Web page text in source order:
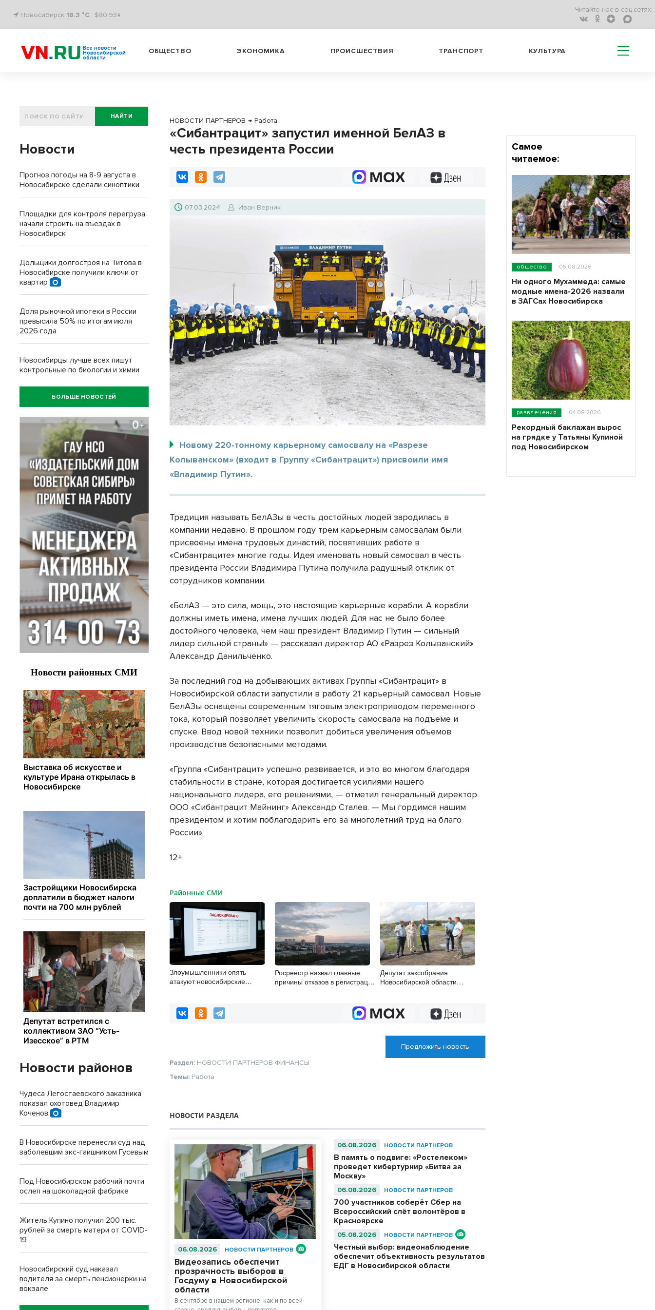
Новосибирск 18.3 °C $80.93↓
Читайте нас в соц.сетях:
Все новости
Новосибирской
области
ОБЩЕСТВО ЭКОНОМИКА ПРОИСШЕСТВИЯ ТРАНСПОРТ КУЛЬТУРА
НОВОСТИ ПАРТНЕРОВ → Работа
«Сибантрацит» запустил именной БелАЗ в
честь президента России
07.03.2024 Иван Верник
Новому 220-тонному карьерному самосвалу на «Разрезе
Колыванском» (входит в Группу «Сибантрацит») присвоили имя
«Владимир Путин».
Традиция называть БелАЗы в честь достойных людей зародилась в
компании недавно. В прошлом году трем карьерным самосвалам были
присвоены имена трудовых династий, посвятивших работе в
«Сибантраците» многие годы. Идея именовать новый самосвал в честь
президента России Владимира Путина получила радушный отклик от
сотрудников компании.
«БелАЗ — это сила, мощь, это настоящие карьерные корабли. А корабли
должны иметь имена, имена лучших людей. Для нас не было более
достойного человека, чем наш президент Владимир Путин — сильный
лидер сильной страны!» — рассказал директор АО «Разрез Колыванский»
Александр Данильченко.
За последний год на добывающих активах Группы «Сибантрацит» в
Новосибирской области запустили в работу 21 карьерный самосвал. Новые
БелАЗы оснащены современным тяговым электроприводом переменного
тока, который позволяет увеличить скорость самосвала на подъеме и
спуске. Ввод новой техники позволит добиться увеличения объемов
производства безопасными методами.
«Группа «Сибантрацит» успешно развивается, и это во многом благодаря
стабильности в стране, которая достигается усилиями нашего
национального лидера, его решениями, — отметил генеральный директор
ООО «Сибантрацит Майнинг» Александр Сталев. — Мы гордимся нашим
президентом и хотим поблагодарить его за многолетний труд на благо
России».
12+
Районные СМИ
Злоумышленники опять
атакуют новосибирские
Росреестр назвал главные
причины отказов в регистрации
Депутат заксобрания
Новосибирской области
Предложить новость
Раздел: НОВОСТИ ПАРТНЕРОВ ФИНАНСЫ
Темы: Работа
НОВОСТИ РАЗДЕЛА
06.08.2026 НОВОСТИ ПАРТНЕРОВ
Видеозапись обеспечит
прозрачность выборов в
Госдуму в Новосибирской
области
В сентябре в нашем регионе, как и по всей
06.08.2026 НОВОСТИ ПАРТНЕРОВ
В память о подвиге: «Ростелеком»
проведет кибертурнир «Битва за
Москву»
06.08.2026 НОВОСТИ ПАРТНЕРОВ
700 участников соберёт Сбер на
Всероссийский слёт волонтёров в
Красноярске
05.08.2026 НОВОСТИ ПАРТНЕРОВ
Честный выбор: видеонаблюдение
обеспечит объективность результатов
ЕДГ в Новосибирской области
НАЙТИ
Новости
Прогноз погоды на 8-9 августа в
Новосибирске сделали синоптики
Площадки для контроля перегруза
начали строить на въездах в
Новосибирск
Дольщики долгостроя на Титова в
Новосибирске получили ключи от
квартир
Доля рыночной ипотеки в России
превысила 50% по итогам июля
2026 года
Новосибирцы лучше всех пишут
контрольные по биологии и химии
БОЛЬШЕ НОВОСТЕЙ
Новости районов
Чудеса Легостаевского заказника
показал охотовед Владимир
Коченов
В Новосибирске перенесли суд над
заболевшим экс-гаишником Гусевым
Под Новосибирском рабочий почти
ослеп на шоколадной фабрике
Житель Купино получил 200 тыс.
рублей за смерть матери от COVID-
19
Новосибирский суд наказал
водителя за смерть пенсионерки на
вокзале
Самое
читаемое:
общество 05.08.2026
Ни одного Мухаммеда: самые
модные имена-2026 назвали
в ЗАГСах Новосибирска
развлечения 04.08.2026
Рекордный баклажан вырос
на грядке у Татьяны Купиной
под Новосибирском